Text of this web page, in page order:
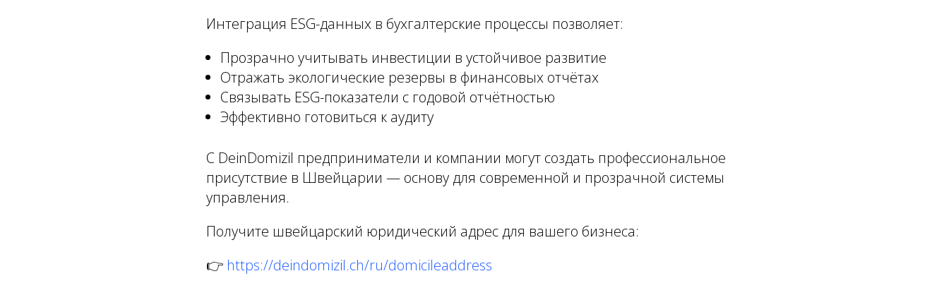
Интеграция ESG-данных в бухгалтерские процессы позволяет:
Прозрачно учитывать инвестиции в устойчивое развитие
Отражать экологические резервы в финансовых отчётах
Связывать ESG-показатели с годовой отчётностью
Эффективно готовиться к аудиту
С DeinDomizil предприниматели и компании могут создать профессиональное
присутствие в Швейцарии — основу для современной и прозрачной системы
управления.
Получите швейцарский юридический адрес для вашего бизнеса:
👉 https://deindomizil.ch/ru/domicileaddress